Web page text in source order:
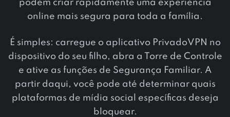
podem criar rapidamente uma experiência
online mais segura para toda a família.
É simples: carregue o aplicativo PrivadoVPN no
dispositivo do seu filho, abra a Torre de Controle
e ative as funções de Segurança Familiar. A
partir daqui, você pode até determinar quais
plataformas de mídia social específicas deseja
bloquear.